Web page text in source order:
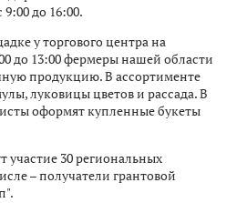
до 16:00.
у торгового центра на
до 13:00 фермеры нашей области
продукцию. В ассортименте
луковицы цветов и рассада. В
оформят купленные букеты
участие 30 региональных
– получатели грантовой